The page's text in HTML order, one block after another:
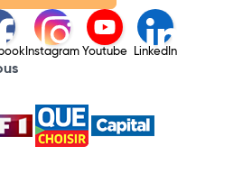
Instagram Youtube LinkedIn